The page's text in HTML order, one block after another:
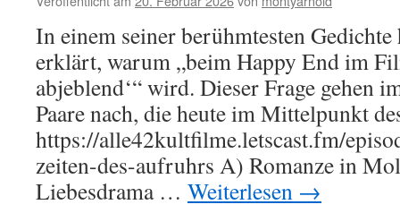
In einem seiner berühmtesten
erklärt, warum „beim Happy End im
abjeblend‘“ wird. Dieser Frage gehen
Paare nach, die heute im Mittelpunkt
https://alle42kultfilme.letscast.fm/
zeiten-des-aufruhrs A) Romanze in
Liebesdrama … Weiterlesen →